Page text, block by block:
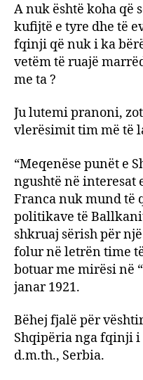
A nuk është koha që
kufijtë e tyre dhe të
fqinji që nuk i ka
vetëm të ruajë
me ta ?
Ju lutemi pranoni,
vlerësimit tim më të
“Meqenëse punët e
ngushtë në interesat
Franca nuk mund të
politikave të
shkruaj sërish për
folur në letrën time
botuar me mirësi në
janar 1921.
Bëhej fjalë për
Shqipëria nga fqinji
d.m.th., Serbia.